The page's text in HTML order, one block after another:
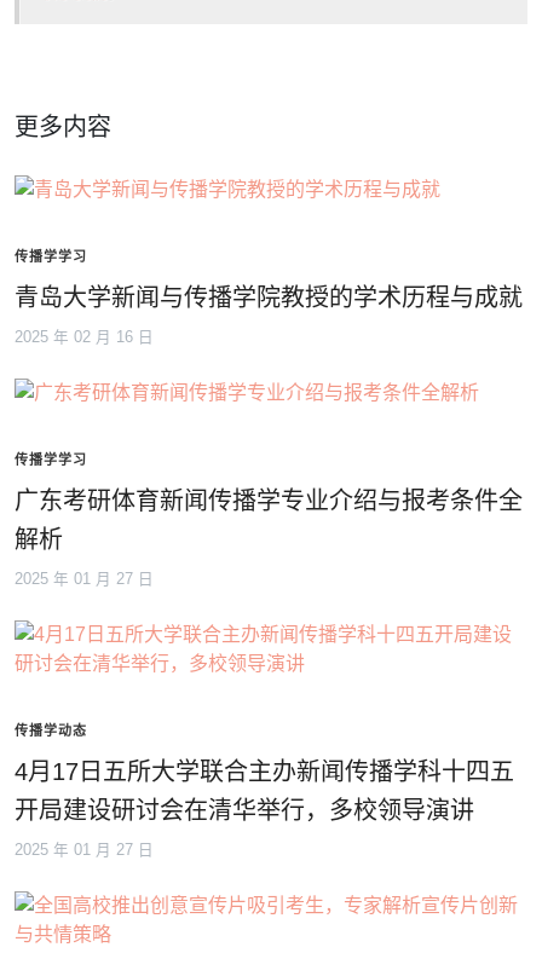
更多内容
传播学学习
青岛大学新闻与传播学院教授的学术历程与成就
2025 年 02 月 16 日
传播学学习
广东考研体育新闻传播学专业介绍与报考条件全
解析
2025 年 01 月 27 日
传播学动态
4月17日五所大学联合主办新闻传播学科十四五
开局建设研讨会在清华举行，多校领导演讲
2025 年 01 月 27 日